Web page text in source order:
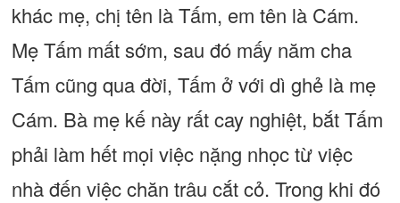
khác mẹ, chị tên là Tấm, em tên là Cám.
Mẹ Tấm mất sớm, sau đó mấy năm cha
Tấm cũng qua đời, Tấm ở với dì ghẻ là mẹ
Cám. Bà mẹ kế này rất cay nghiệt, bắt Tấm
phải làm hết mọi việc nặng nhọc từ việc
nhà đến việc chăn trâu cắt cỏ. Trong khi đó